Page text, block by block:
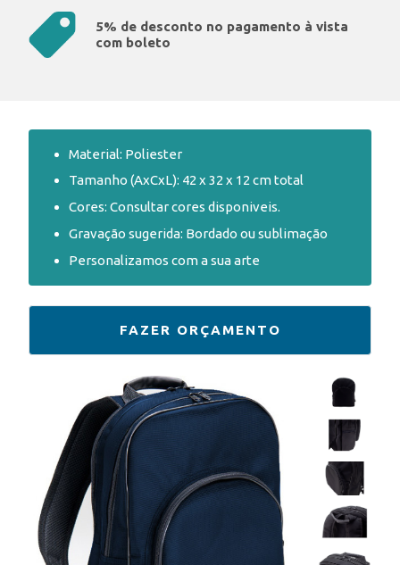
5% de desconto no pagamento à vista
com boleto
Material: Poliester
Tamanho (AxCxL): 42 x 32 x 12 cm total
Cores: Consultar cores disponiveis.
Gravação sugerida: Bordado ou sublimação
Personalizamos com a sua arte
FAZER ORÇAMENTO